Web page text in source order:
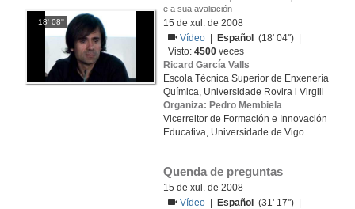
18' 08''
e a sua avaliación
15 de xul. de 2008
Vídeo
Español
(18' 04'') |
Visto:4500 veces
Ricard García Valls
Escola Técnica Superior de Enxenería
Química, Universidade Rovira i Virgili
Organiza: Pedro Membiela
Vicerreitor de Formación e Innovación
Educativa, Universidade de Vigo
Quenda de preguntas
15 de xul. de 2008
Vídeo
Español
(31' 17'') |